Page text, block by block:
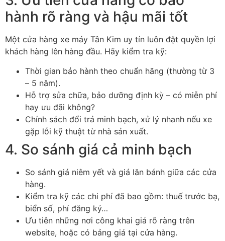
hành rõ ràng và hậu mãi tốt
Một cửa hàng xe máy Tân Kim uy tín luôn đặt quyền lợi
khách hàng lên hàng đầu. Hãy kiểm tra kỹ:
Thời gian bảo hành theo chuẩn hãng (thường từ 3
– 5 năm).
Hỗ trợ sửa chữa, bảo dưỡng định kỳ – có miễn phí
hay ưu đãi không?
Chính sách đổi trả minh bạch, xử lý nhanh nếu xe
gặp lỗi kỹ thuật từ nhà sản xuất.
4. So sánh giá cả minh bạch
So sánh giá niêm yết và giá lăn bánh giữa các cửa
hàng.
Kiểm tra kỹ các chi phí đã bao gồm: thuế trước bạ,
biển số, phí đăng ký…
Ưu tiên những nơi công khai giá rõ ràng trên
website, hoặc có bảng giá tại cửa hàng.